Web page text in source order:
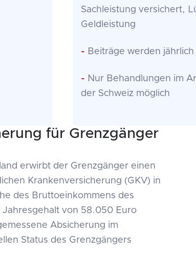
Sachleistung versichert,
Geldleistung
- Beiträge werden
- Nur Behandlungen im
der Schweiz möglich
für Grenzgänger
erwirbt der Grenzgänger einen
Krankenversicherung (GKV) in
des Bruttoeinkommens des
von 58.050 Euro
Absicherung im
Status des Grenzgängers